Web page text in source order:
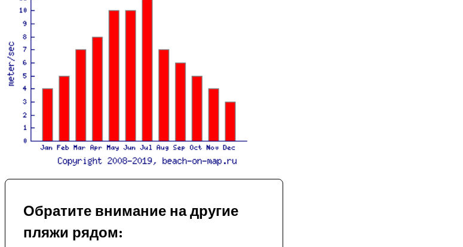
Обратите внимание на другие
пляжи рядом: